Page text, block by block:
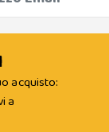
acquisto:
a